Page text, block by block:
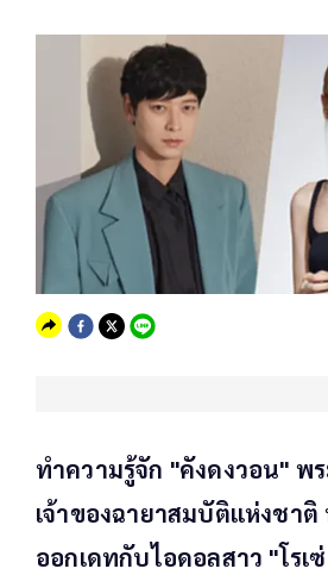
ทำความรู้จัก "คังดงวอน" พร
เจ้าของฉายาสมบัติแห่งชาติ
ออกเดทกับไอดอลสาว "โรเซ่